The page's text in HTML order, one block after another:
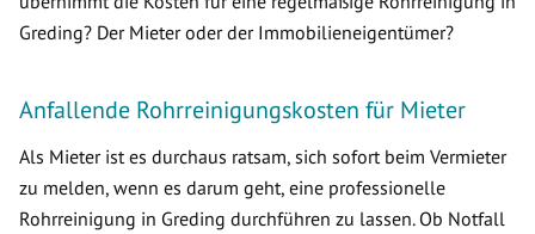
Greding? Der Mieter oder der Immobilieneigentümer?
Anfallende Rohrreinigungskosten für Mieter
Als Mieter ist es durchaus ratsam, sich sofort beim Vermieter
zu melden, wenn es darum geht, eine professionelle
Rohrreinigung in Greding durchführen zu lassen. Ob Notfall